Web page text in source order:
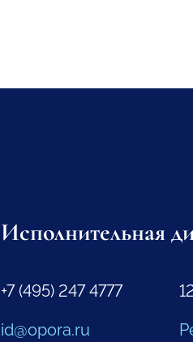
Исполнительная
+7 (495) 247 4777
id@opora.ru